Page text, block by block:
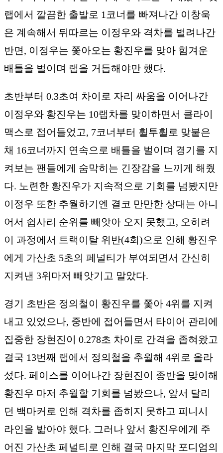
랩에서 깔끔한 출발로 1코너를 빠져나간 이창욱
은 계속해서 뒤따르는 이정우와 격차를 벌려나간
반면, 이정우는 쫓아오는 황진우를 맞아 힘겨운
배틀을 벌이며 랩을 거듭해야만 했다.
초반부터 0.3초여 차이로 자리 싸움을 이어나간
이정우와 황진우는 10랩차를 맞이하면서 클라이
맥스로 접어들었고, 7코너부터 휠투휠로 맞붙은
채 16코너까지 연속으로 배틀을 벌이며 경기를 지
켜보는 팬들에게 숨막히는 긴장감을 느끼게 해줬
다. 노련한 황진우가 지속적으로 기회를 넘봤지만
이정우 또한 추월하기엔 결코 만만한 상대는 아니
어서 쉽사리 순위를 빼앗아 오지 못했고, 오히려
이 과정에서 트랙이탈 위반(4회)으로 인해 황진우
에게 가산초 5초의 페널티가 부여되면서 간신히
지켜낸 3위마저 빼앗기고 말았다.
경기 초반은 정의철이 황진우를 쫓아 4위를 지켜
내고 있었으나, 중반에 접어들면서 타이어 관리에
집중한 장현진이 0.278초 차이로 간격을 좁혀왔고
결국 13번째 랩에서 정의철을 추월해 4위로 올라
섰다. 페이스를 이어나간 장현진이 종반을 맞이해
황진우 마저 추월할 기회를 넘봤으나, 앞서 달리
던 백마커로 인해 격차를 좁히지 못하고 피니시
라인을 밟아야 했다. 그러나 앞서 황진우에게 주
어진 가산초 페널티로 인해 결국 마지막 포디엄의